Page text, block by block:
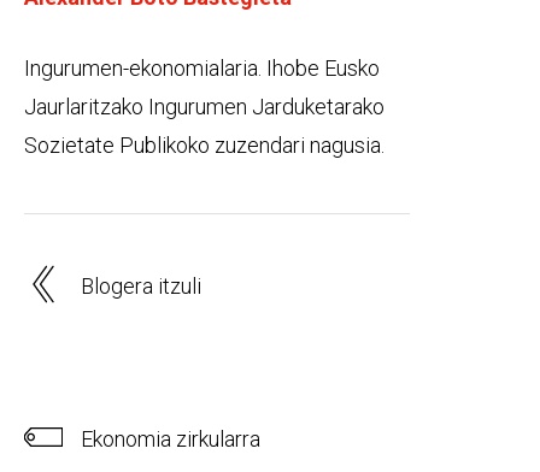
Ingurumen-ekonomialaria. Ihobe Eusko
Jaurlaritzako Ingurumen Jarduketarako
Sozietate Publikoko zuzendari nagusia.
Blogera itzuli
Ekonomia zirkularra